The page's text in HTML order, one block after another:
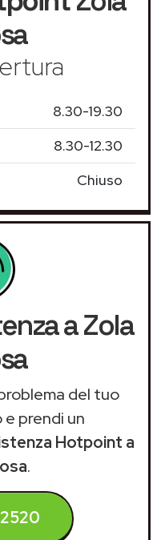
8.30-19.30
8.30-12.30
Chiuso
a Zola
del tuo
prendi un
Hotpoint a
.